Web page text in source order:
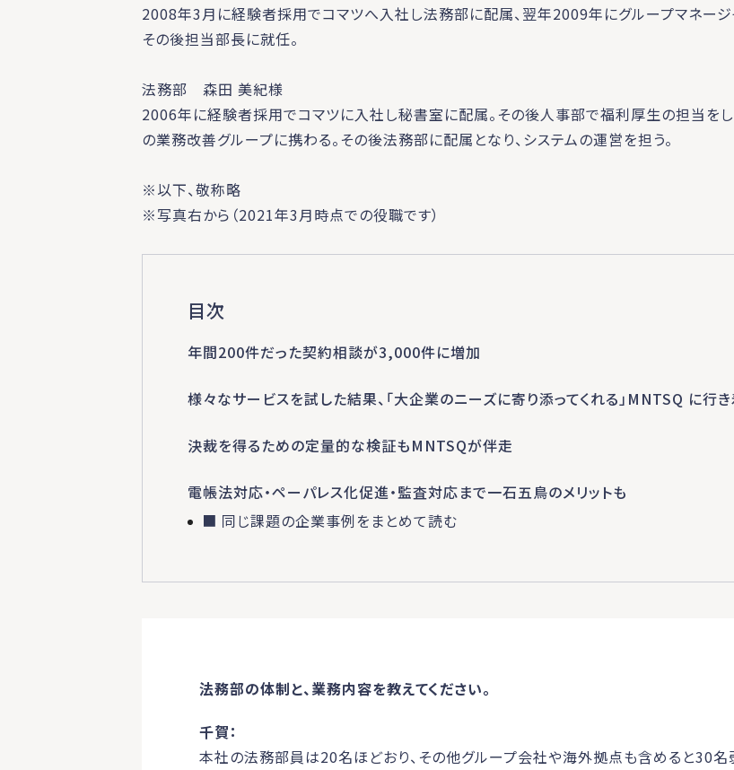
2008年3月に経験者採用でコマツへ入社し法務部に配属、翌年2009年にグループマネージ
その後担当部長に就任。
法務部 森田 美紀様
2006年に経験者採用でコマツに入社し秘書室に配属。その後人事部で福利厚生の担当をし
の業務改善グループに携わる。その後法務部に配属となり、システムの運営を担う。
※以下、敬称略
※写真右から（2021年3月時点での役職です）
目次
年間200件だった契約相談が3,000件に増加
様々なサービスを試した結果、「大企業のニーズに寄り添ってくれる」MNTSQ に行
決裁を得るための定量的な検証もMNTSQが伴走
電帳法対応・ペーパレス化促進・監査対応まで一石五鳥のメリットも
■ 同じ課題の企業事例をまとめて読む
法務部の体制と、業務内容を教えてください。
千賀：
本社の法務部員は20名ほどおり、その他グループ会社や海外拠点も含めると30名